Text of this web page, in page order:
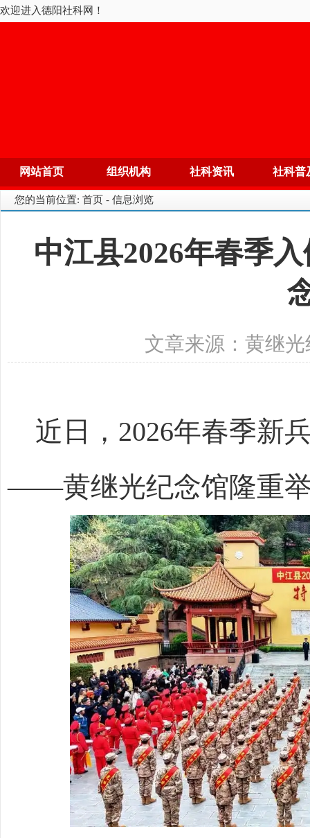
欢迎进入德阳社科网！
网站首页 组织机构 社科资讯 社科普
您的当前位置: 首页 - 信息浏览
中江县2026年春季
文章来源：黄继
近日，2026年春季新
——黄继光纪念馆隆重